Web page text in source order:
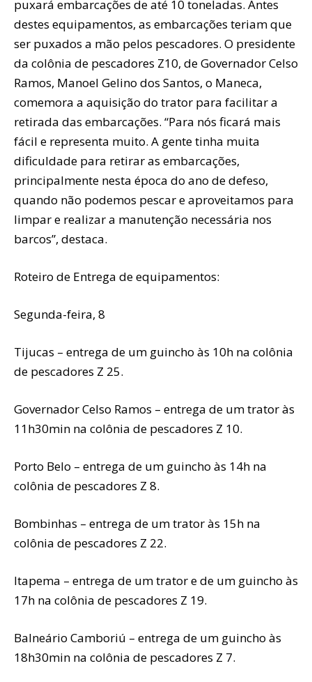
puxará embarcações de até 10 toneladas. Antes
destes equipamentos, as embarcações teriam que
ser puxados a mão pelos pescadores. O presidente
da colônia de pescadores Z10, de Governador Celso
Ramos, Manoel Gelino dos Santos, o Maneca,
comemora a aquisição do trator para facilitar a
retirada das embarcações. “Para nós ficará mais
fácil e representa muito. A gente tinha muita
dificuldade para retirar as embarcações,
principalmente nesta época do ano de defeso,
quando não podemos pescar e aproveitamos para
limpar e realizar a manutenção necessária nos
barcos”, destaca.
Roteiro de Entrega de equipamentos:
Segunda-feira, 8
Tijucas – entrega de um guincho às 10h na colônia
de pescadores Z 25.
Governador Celso Ramos – entrega de um trator às
11h30min na colônia de pescadores Z 10.
Porto Belo – entrega de um guincho às 14h na
colônia de pescadores Z 8.
Bombinhas – entrega de um trator às 15h na
colônia de pescadores Z 22.
Itapema – entrega de um trator e de um guincho às
17h na colônia de pescadores Z 19.
Balneário Camboriú – entrega de um guincho às
18h30min na colônia de pescadores Z 7.